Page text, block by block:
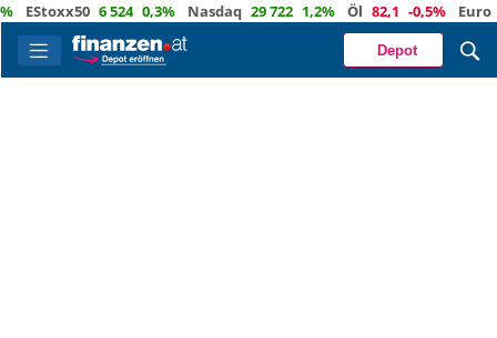
6 524 0,3% Nasdaq 29 722 1,2% Öl 82,1 -0,5% Euro
Depot